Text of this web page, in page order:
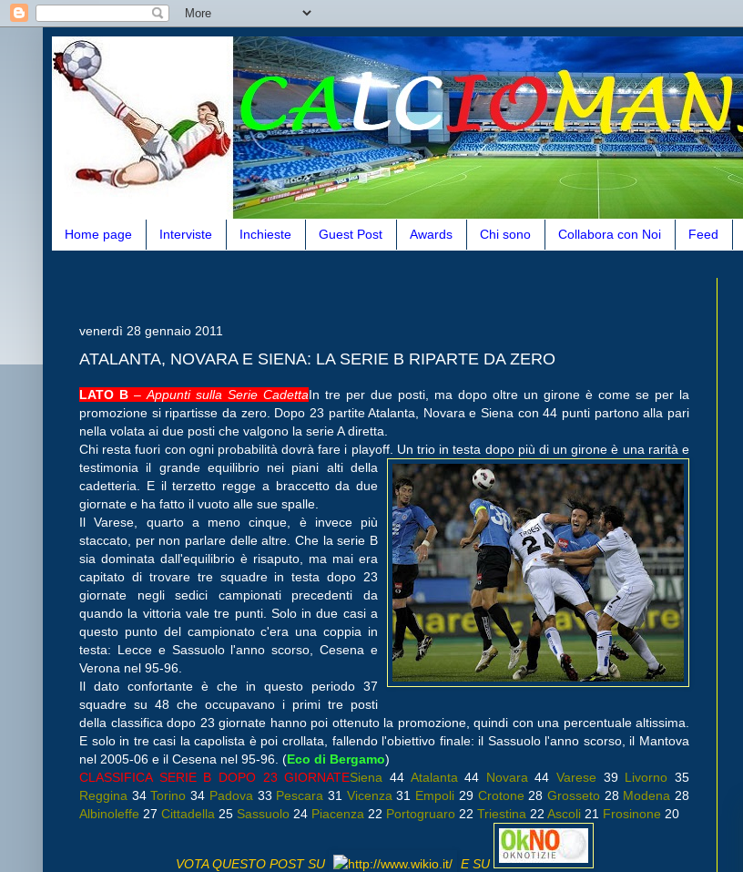
Home page Interviste Inchieste Guest Post Awards Chi sono Collabora con Noi Feed
venerdì 28 gennaio 2011
ATALANTA, NOVARA E SIENA: LA SERIE B RIPARTE DA ZERO
LATO B – Appunti sulla Serie CadettaIn tre per due posti, ma dopo oltre un girone è come se per la
promozione si ripartisse da zero. Dopo 23 partite Atalanta, Novara e Siena con 44 punti partono alla pari
nella volata ai due posti che valgono la serie A diretta.
Chi resta fuori con ogni probabilità dovrà fare i playoff. Un trio in testa dopo più di un girone è una rarità e
testimonia il grande equilibrio nei piani alti della
cadetteria. E il terzetto regge a braccetto da due
giornate e ha fatto il vuoto alle sue spalle.
Il Varese, quarto a meno cinque, è invece più
staccato, per non parlare delle altre. Che la serie B
sia dominata dall'equilibrio è risaputo, ma mai era
capitato di trovare tre squadre in testa dopo 23
giornate negli sedici campionati precedenti da
quando la vittoria vale tre punti. Solo in due casi a
questo punto del campionato c'era una coppia in
testa: Lecce e Sassuolo l'anno scorso, Cesena e
Verona nel 95-96.
Il dato confortante è che in questo periodo 37
squadre su 48 che occupavano i primi tre posti
della classifica dopo 23 giornate hanno poi ottenuto la promozione, quindi con una percentuale altissima.
E solo in tre casi la capolista è poi crollata, fallendo l'obiettivo finale: il Sassuolo l'anno scorso, il Mantova
nel 2005-06 e il Cesena nel 95-96. (Eco di Bergamo)
CLASSIFICA SERIE B DOPO 23 GIORNATESiena 44 Atalanta44 Novara44 Varese 39Livorno35
Reggina 34Torino34 Padova 33 Pescara 31 Vicenza31 Empoli 29Crotone 28 Grosseto 28Modena 28
Albinoleffe 27 Cittadella 25 Sassuolo 24 Piacenza 22 Portogruaro 22 Triestina 22 Ascoli 21 Frosinone 20
VOTA QUESTO POST SU E SU